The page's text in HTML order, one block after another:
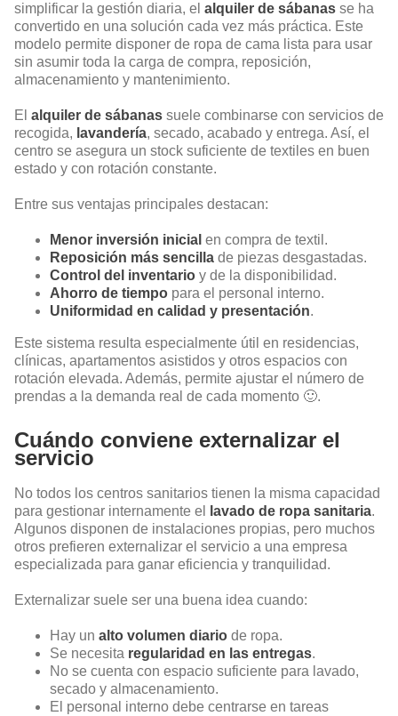
simplificar la gestión diaria, el alquiler de sábanas se ha
convertido en una solución cada vez más práctica. Este
modelo permite disponer de ropa de cama lista para usar
sin asumir toda la carga de compra, reposición,
almacenamiento y mantenimiento.
El alquiler de sábanas suele combinarse con servicios de
recogida, lavandería, secado, acabado y entrega. Así, el
centro se asegura un stock suficiente de textiles en buen
estado y con rotación constante.
Entre sus ventajas principales destacan:
Menor inversión inicial en compra de textil.
Reposición más sencilla de piezas desgastadas.
Control del inventario y de la disponibilidad.
Ahorro de tiempo para el personal interno.
Uniformidad en calidad y presentación.
Este sistema resulta especialmente útil en residencias,
clínicas, apartamentos asistidos y otros espacios con
rotación elevada. Además, permite ajustar el número de
prendas a la demanda real de cada momento 🙂.
Cuándo conviene externalizar el
servicio
No todos los centros sanitarios tienen la misma capacidad
para gestionar internamente el
lavado de ropa sanitaria.
Algunos disponen de instalaciones propias, pero muchos
otros prefieren externalizar el servicio a una empresa
especializada para ganar eficiencia y tranquilidad.
Externalizar suele ser una buena idea cuando:
Hay un alto volumen diario de ropa.
Se necesita regularidad en las entregas.
No se cuenta con espacio suficiente para lavado,
secado y almacenamiento.
El personal interno debe centrarse en tareas